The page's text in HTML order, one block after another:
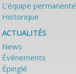
L’équipe permanente
Historique
ACTUALITÉS
News
Événements
Épinglé